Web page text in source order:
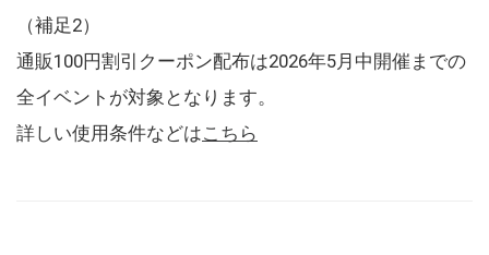
（補足2）
通販100円割引クーポン配布は2026年5月中開催までの
全イベントが対象となります。
詳しい使用条件などはこちら